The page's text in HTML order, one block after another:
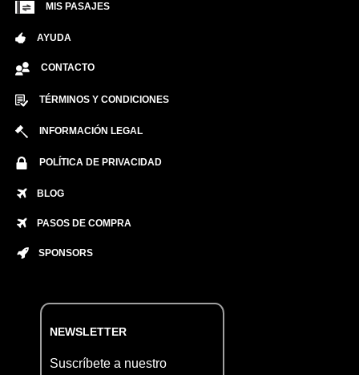
MIS PASAJES
AYUDA
CONTACTO
TÉRMINOS Y CONDICIONES
INFORMACIÓN LEGAL
POLÍTICA DE PRIVACIDAD
BLOG
PASOS DE COMPRA
SPONSORS
NEWSLETTER
Suscríbete a nuestro